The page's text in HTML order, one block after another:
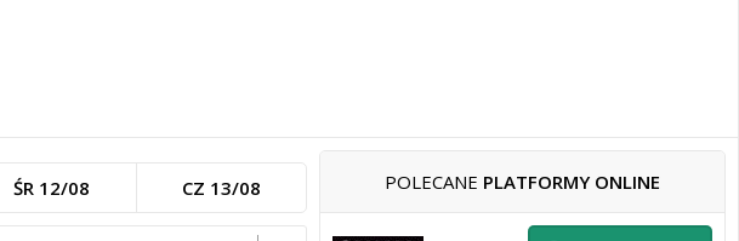
ŚR 12/08 CZ 13/08 POLECANE PLATFORMY ONLINE